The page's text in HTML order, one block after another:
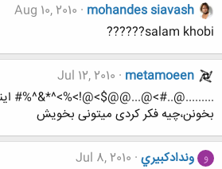
mohandes siavash
Aug 10, 2010
salam khobi??????
metamoeen
Jul 12, 2010
.........@..#>@...@@$>@!>%>^*&^%#
بخونن،چیه فکر کردی میتونی بخویش
و وندادكبيري Jul 8, 2010